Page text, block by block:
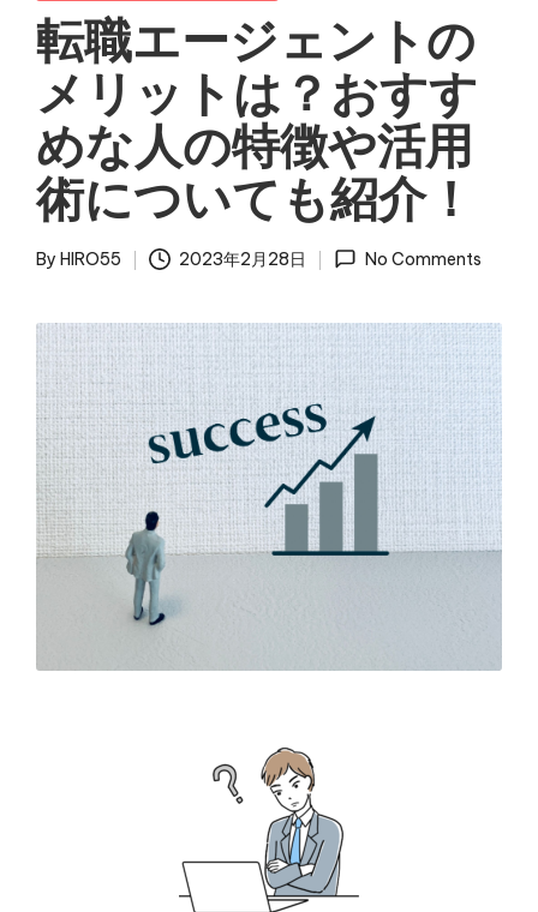
in
転職エージェントの
メリットは？おすす
めな人の特徴や活用
術についても紹介！
Posted
By HIRO55 2023年2月28日 No Comments